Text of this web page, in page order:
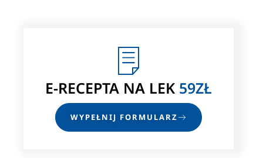
E-RECEPTA NA LEK 59ZŁ
WYPEŁNIJ FORMULARZ